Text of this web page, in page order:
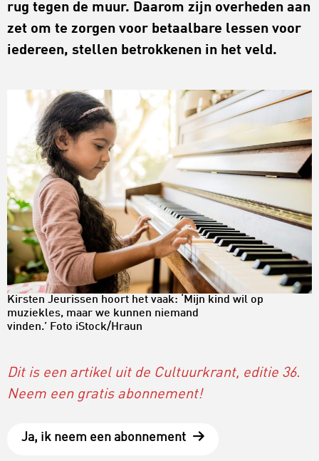
rug tegen de muur. Daarom zijn overheden aan
zet om te zorgen voor betaalbare lessen voor
iedereen, stellen betrokkenen in het veld.
Kirsten Jeurissen hoort het vaak: ‘Mijn kind wil op
muziekles, maar we kunnen niemand
vinden.’ Foto iStock/Hraun
Dit is een artikel uit de Cultuurkrant, editie 36.
Neem een gratis abonnement!
Ja, ik neem een abonnement